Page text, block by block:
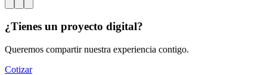
¿Tienes un proyecto digital?
Queremos compartir nuestra experiencia contigo.
Cotizar